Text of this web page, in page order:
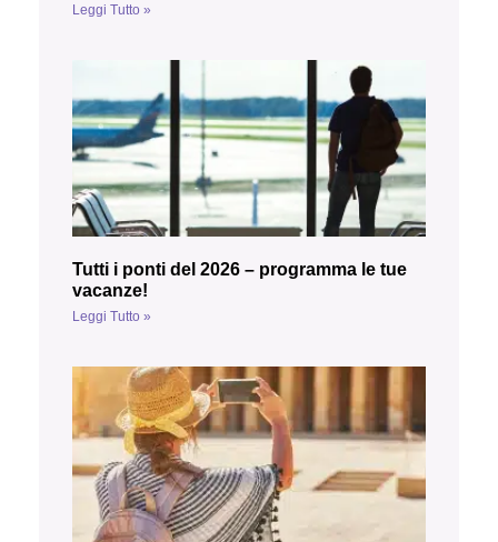
Leggi Tutto »
Tutti i ponti del 2026 – programma le tue
vacanze!
Leggi Tutto »